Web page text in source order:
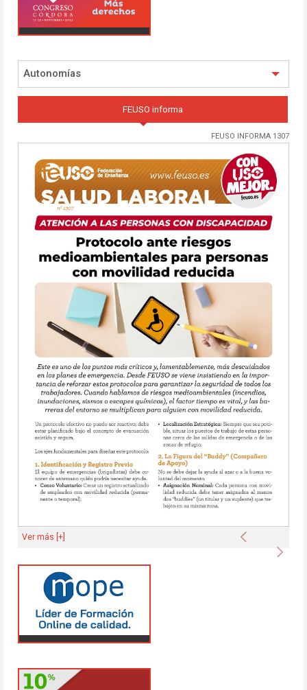
Autonomías
FEUSO informa
FEUSO INFORMA 1307
Anterior
Ver más [+]